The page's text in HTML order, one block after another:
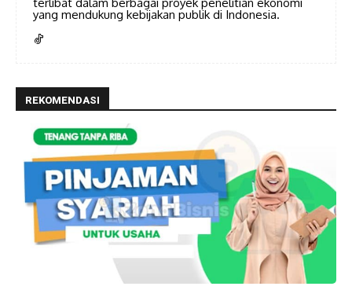
terlibat dalam berbagai proyek penelitian ekonomi
yang mendukung kebijakan publik di Indonesia.
REKOMENDASI